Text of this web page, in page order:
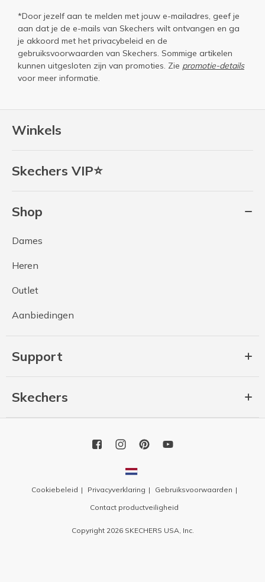
Winkels
Skechers VIP⭐
Shop
Dames
Heren
Outlet
Aanbiedingen
Support
Skechers
*Door jezelf aan te melden met jouw e-mailadres, geef je
aan dat je de e-mails van Skechers wilt ontvangen en ga
je akkoord met het privacybeleid en de
gebruiksvoorwaarden van Skechers. Sommige artikelen
kunnen uitgesloten zijn van promoties. Zie promotie-details
voor meer informatie.
Cookiebeleid Privacyverklaring
Gebruiksvoorwaarden
Contact productveiligheid
Copyright 2026 SKECHERS USA, Inc.